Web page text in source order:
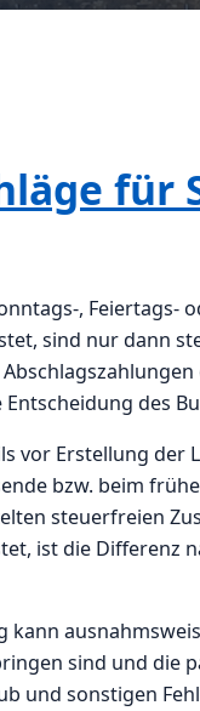
für
,
sind nur dann
Entscheidung des
vor Erstellung
bzw. beim
steuerfreien
ist die Differenz
kann
sind und die
und sonstigen